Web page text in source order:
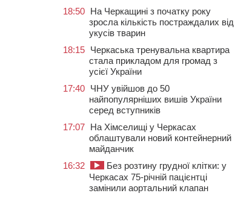
18:50 На Черкащині з початку року
зросла кількість постраждалих від
укусів тварин
18:15 Черкаська тренувальна квартира
стала прикладом для громад з
усієї України
17:40 ЧНУ увійшов до 50
найпопулярніших вишів України
серед вступників
17:07 На Хімселищі у Черкасах
облаштували новий контейнерний
майданчик
16:32
Без розтину грудної клітки: у
Черкасах 75-річній пацієнтці
замінили аортальний клапан